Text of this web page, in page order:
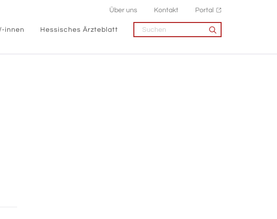
Über uns Kontakt Portal
innen Hessisches Ärzteblatt